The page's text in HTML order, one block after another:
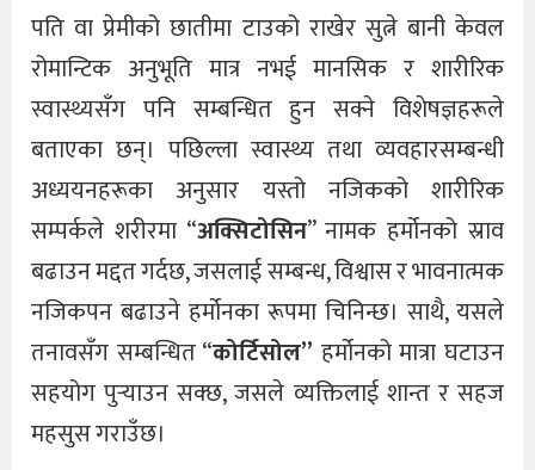
पति वा प्रेमीको छातीमा टाउको राखेर सुत्ने बानी केवल
रोमान्टिक अनुभूति मात्र नभई मानसिक र शारीरिक
स्वास्थ्यसँग पनि सम्बन्धित हुन सक्ने विशेषज्ञहरूले
बताएका छन्। पछिल्ला स्वास्थ्य तथा व्यवहारसम्बन्धी
अध्ययनहरूका अनुसार यस्तो नजिकको शारीरिक
सम्पर्कले शरीरमा “अक्सिटोसिन” नामक हर्मोनको स्राव
बढाउन मद्दत गर्दछ, जसलाई सम्बन्ध, विश्वास र भावनात्मक
नजिकपन बढाउने हर्मोनका रूपमा चिनिन्छ। साथै, यसले
तनावसँग सम्बन्धित “कोर्टिसोल” हर्मोनको मात्रा घटाउन
सहयोग पुर्‍याउन सक्छ, जसले व्यक्तिलाई शान्त र सहज
महसुस गराउँछ।